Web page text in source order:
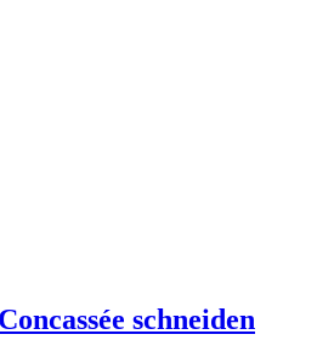
schneiden